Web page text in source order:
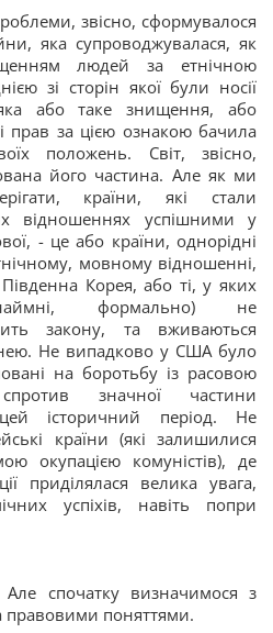
звісно, сформувалося
яка супроводжувалася, як
людей за етнічною
зі сторін якої були носії
яка або таке знищення, або
прав за цією ознакою бачила
положень. Світ, звісно,
його частина. Але як ми
країни, які стали
відношеннях успішними у
- це або країни, однорідні
мовному відношенні,
Корея, або ті, у яких
формально) не
закону, та вживаються
Не випадково у США було
на боротьбу із расовою
значної частини
історичний період. Не
країни (які залишилися
окупацією комуністів), де
приділялася велика увага,
успіхів, навіть попри
Але спочатку визначимося з
поняттями.